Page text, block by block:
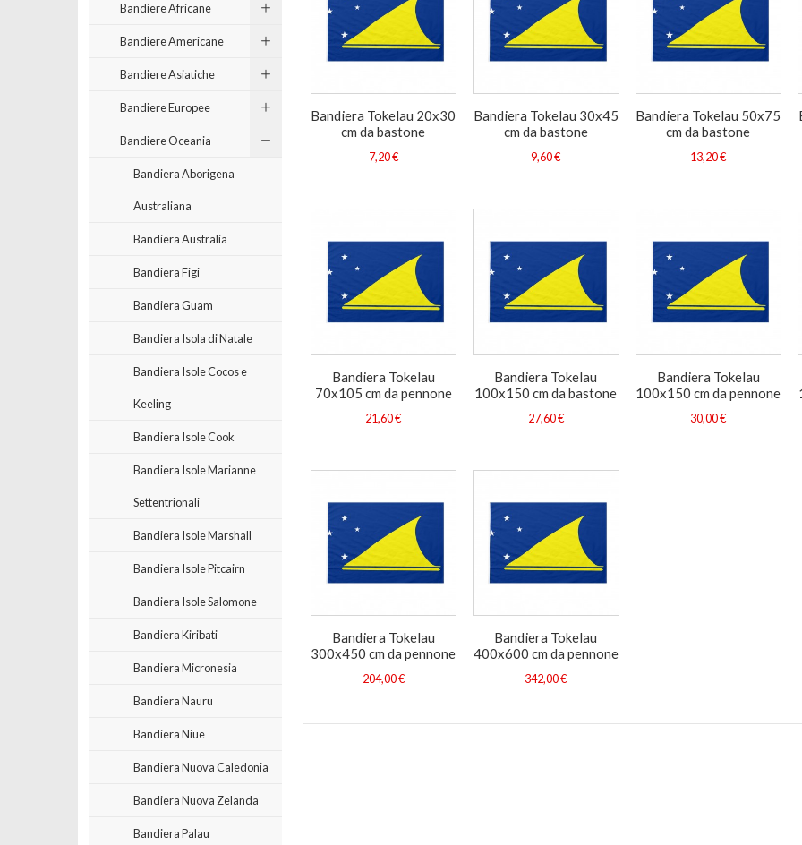
Bandiera Tokelau 20x30
cm da bastone
7,20 €
Bandiera Tokelau 30x45
cm da bastone
9,60 €
Bandiera Tokelau 50x75
cm da bastone
13,20 €
Bandiera Tokelau
70x105 cm da pennone
21,60 €
Bandiera Tokelau
100x150 cm da bastone
27,60 €
Bandiera Tokelau
100x150 cm da pennone
30,00 €
Bandiera Tokelau
300x450 cm da pennone
204,00 €
Bandiera Tokelau
400x600 cm da pennone
342,00 €
Bandiere Africane
Bandiere Americane
Bandiere Asiatiche
Bandiere Europee
Bandiere Oceania
Bandiera Aborigena
Australiana
Bandiera Australia
Bandiera Figi
Bandiera Guam
Bandiera Isola di Natale
Bandiera Isole Cocos e
Keeling
Bandiera Isole Cook
Bandiera Isole Marianne
Settentrionali
Bandiera Isole Marshall
Bandiera Isole Pitcairn
Bandiera Isole Salomone
Bandiera Kiribati
Bandiera Micronesia
Bandiera Nauru
Bandiera Niue
Bandiera Nuova Caledonia
Bandiera Nuova Zelanda
Bandiera Palau